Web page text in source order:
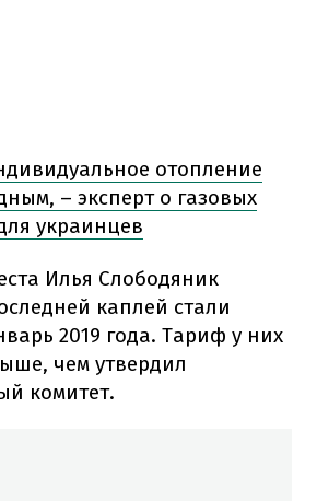
отопление
– эксперт о газовых
украинцев
Илья Слободяник
каплей стали
2019 года. Тариф у них
чем утвердил
комитет.